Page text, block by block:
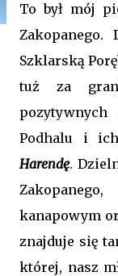
To był mój
Zakopanego.
Szklarską
tuż za
Podhalu i
Harendę.
kanapowym
znajduje się
której, nasz